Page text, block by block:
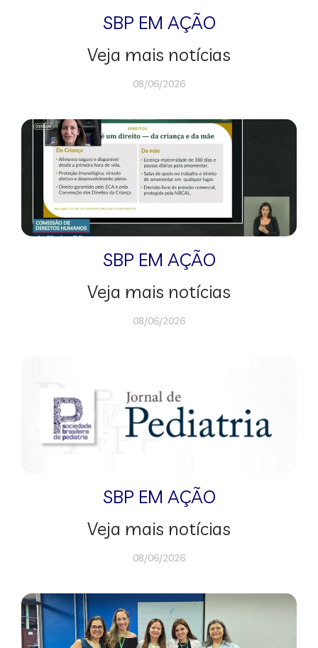
SBP EM AÇÃO
Veja mais notícias
08/06/2026
SBP EM AÇÃO
Veja mais notícias
08/06/2026
SBP EM AÇÃO
Veja mais notícias
08/06/2026